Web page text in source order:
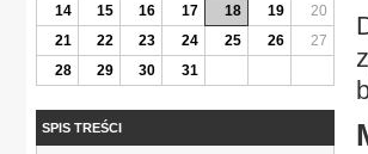
14
15 16 17 18 19
20
21
22 23 24 25 26
27
28
29 30 31
SPIS TREŚCI